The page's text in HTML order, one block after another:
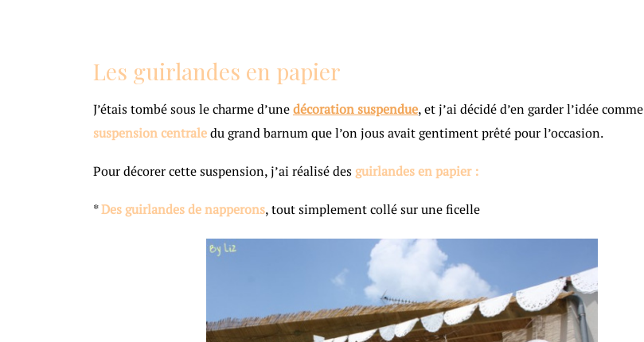
Les guirlandes en papier
J’étais tombé sous le charme d’unedécoration suspendue, et j’ai décidé d’en garder l’idée comme
suspension centraledu grand barnum que l’on jous avait gentiment prêté pour l’occasion.
Pour décorer cette suspension, j’ai réalisé des guirlandes en papier :
*Des guirlandes de napperons, tout simplement collé sur une ficelle